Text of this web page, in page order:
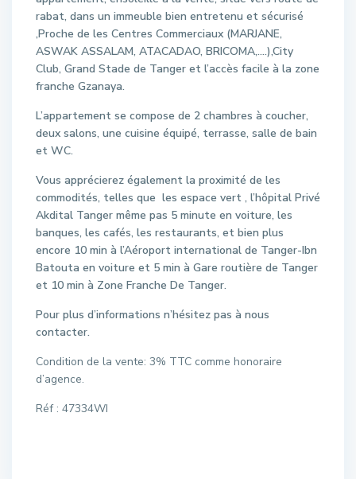
rabat, dans un immeuble bien entretenu et sécurisé
,Proche de les Centres Commerciaux (MARJANE,
ASWAK ASSALAM, ATACADAO, BRICOMA,….),City
Club, Grand Stade de Tanger et l’accès facile à la zone
franche Gzanaya.
L’appartement se compose de 2 chambres à coucher,
deux salons, une cuisine équipé, terrasse, salle de bain
et WC.
Vous apprécierez également la proximité de les
commodités, telles que les espace vert , l’hôpital Privé
Akdital Tanger même pas 5 minute en voiture, les
banques, les cafés, les restaurants, et bien plus
encore 10 min à l’Aéroport international de Tanger-Ibn
Batouta en voiture et 5 min à Gare routière de Tanger
et 10 min à Zone Franche De Tanger.
Pour plus d’informations n’hésitez pas à nous
contacter.
Condition de la vente: 3% TTC comme honoraire
d’agence.
Réf : 47334WI